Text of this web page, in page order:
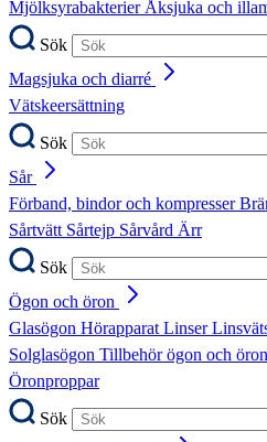
MjölksyrabakterierÅksjuka och
Sök
Magsjuka och diarré
Vätskeersättning
Sök
Sår
Förband, bindor och kompresser
Sårtvätt Sårtejp Sårvård Ärr
Sök
Ögon och öron
Glasögon HörapparatLinser
Solglasögon Tillbehör ögon och öron
Öronproppar
Sök